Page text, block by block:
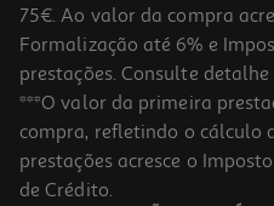
Desodorizante Roll-On Wild Mel
7.99 €/un
7,99 €
75€. Ao valor da compra
Formalização até 6% e
prestações. Consulte detalhe
***O valor da primeira
compra, refletindo o cálculo
prestações acresce o
de Crédito.